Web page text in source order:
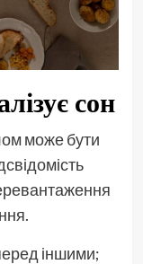
сон
може бути
іншими;